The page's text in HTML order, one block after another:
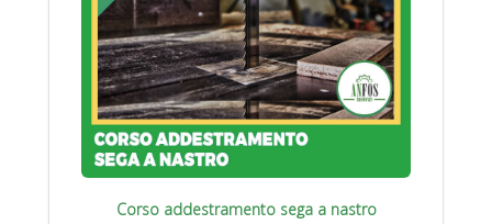
Corso addestramento sega a nastro